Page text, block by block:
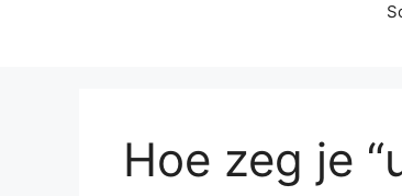
Hoe zeg je